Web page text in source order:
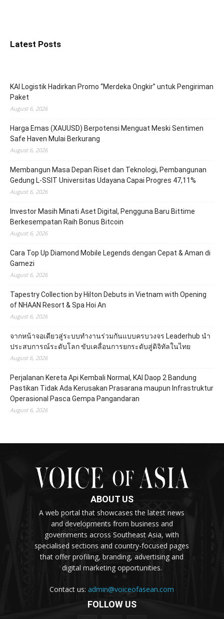
Latest Posts
KAI Logistik Hadirkan Promo “Merdeka Ongkir” untuk Pengiriman
Paket
August 6, 2026
Harga Emas (XAUUSD) Berpotensi Menguat Meski Sentimen
Safe Haven Mulai Berkurang
August 6, 2026
Membangun Masa Depan Riset dan Teknologi, Pembangunan
Gedung L-SSIT Universitas Udayana Capai Progres 47,11%
August 6, 2026
Investor Masih Minati Aset Digital, Pengguna Baru Bittime
Berkesempatan Raih Bonus Bitcoin
August 6, 2026
Cara Top Up Diamond Mobile Legends dengan Cepat & Aman di
Gamezi
August 6, 2026
Tapestry Collection by Hilton Debuts in Vietnam with Opening
of NHAAN Resort & Spa Hoi An
August 6, 2026
จากหน้าจอเดียวสู่ระบบทำงานร่วมกันแบบครบวงจร Leaderhub นำ
ประสบการณ์ระดับโลก ขับเคลื่อนการยกระดับสู่ดิจิทัลในไทย
August 6, 2026
Perjalanan Kereta Api Kembali Normal, KAI Daop 2 Bandung
Pastikan Tidak Ada Kerusakan Prasarana maupun Infrastruktur
Operasional Pasca Gempa Pangandaran
August 6, 2026
ABOUT US
A web portal that showcases the latest news
and developments from business and
governments across Southeast Asia, with
specialised sections and country-focused pages
that offer profiling, branding, advertising and
digital marketing opportunities.
Contact us:admin@voiceofasean.com
FOLLOW US